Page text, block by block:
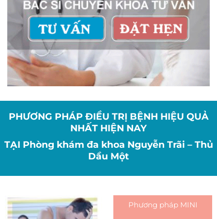
PHƯƠNG PHÁP ĐIỀU TRỊ BỆNH HIỆU QUẢ
NHẤT HIỆN NAY
TẠI Phòng khám đa khoa Nguyễn Trãi – Thủ
Dầu Một
Phương pháp MINI